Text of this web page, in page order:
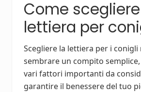
Come scegliere
lettiera per
Scegliere la lettiera per i conigli
sembrare un compito
vari fattori importanti da
garantire il benessere del tuo